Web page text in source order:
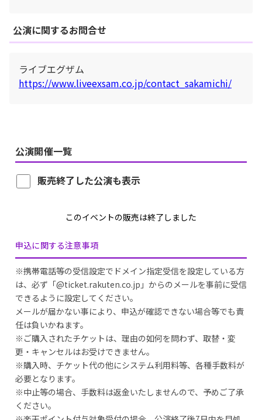
公演に関するお問合せ
ライブエグザム
https://www.liveexsam.co.jp/contact_sakamichi/
販売終了した公演も表示
公演開催一覧
このイベントの販売は終了しました
申込に関する注意事項
※携帯電話等の受信設定でドメイン指定受信を設定している方
は、必ず「@ticket.rakuten.co.jp」からのメールを事前に受信
できるように設定してください。
メールが届かない事により、申込が確認できない場合等でも責
任は負いかねます。
※ご購入されたチケットは、理由の如何を問わず、取替・変
更・キャンセルはお受けできません。
※購入時、チケット代の他にシステム利用料等、各種手数料が
必要となります。
※中止等の場合、手数料は返金いたしませんので、予めご了承
ください。